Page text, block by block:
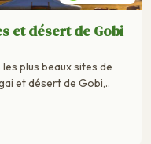
et désert de Gobi
plus beaux sites de
et désert de Gobi,..